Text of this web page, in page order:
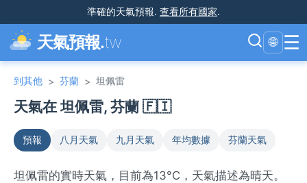
準確的天氣預報. 查看所有國家.
天氣預報.tw 🌐 ☰
到其他 > 芬蘭 > 坦佩雷
天氣在 坦佩雷, 芬蘭 🇫🇮
預報 八月天氣 九月天氣 年均數據 芬蘭天氣
坦佩雷的實時天氣，目前為13°C，天氣描述為晴天。